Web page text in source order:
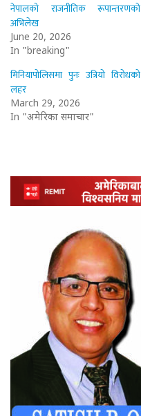
नेपालको राजनीतिक रूपान्तरणको
अभिलेख
June 20, 2026
In "breaking"
मिनियापोलिसमा पुनः उत्रियो विरोधको
लहर
March 29, 2026
In "अमेरिका समाचार"